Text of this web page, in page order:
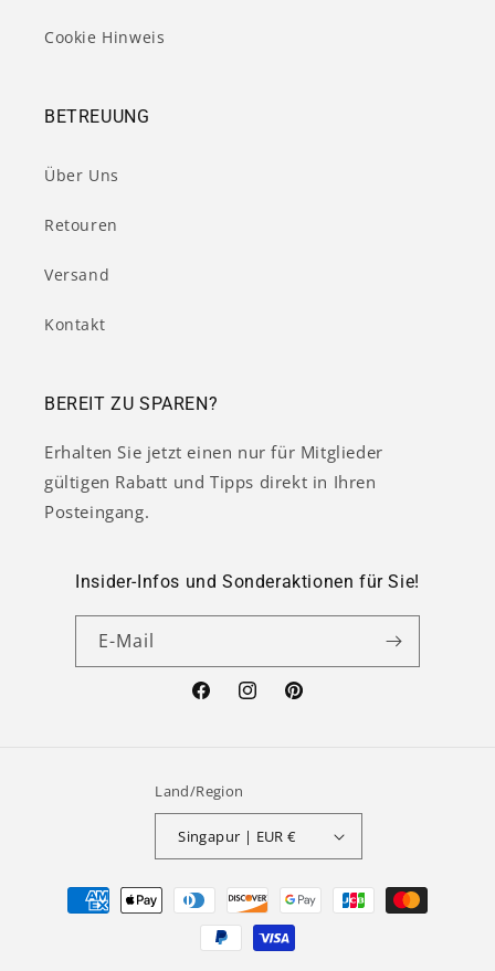
Cookie Hinweis
BETREUUNG
Über Uns
Retouren
Versand
Kontakt
BEREIT ZU SPAREN?
Erhalten Sie jetzt einen nur für Mitglieder
gültigen Rabatt und Tipps direkt in Ihren
Posteingang.
Insider-Infos und Sonderaktionen für Sie!
E-Mail
FacebookInstagramPinterest
Land/Region
Singapur | EUR €
Zahlungsmethoden